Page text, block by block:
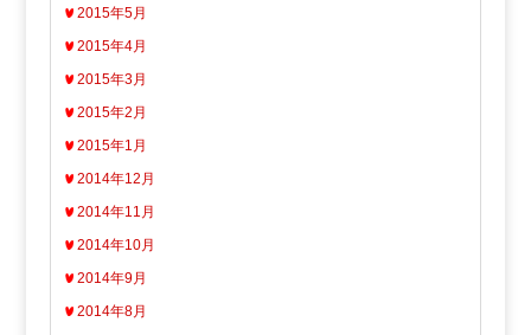
2015年5月
2015年4月
2015年3月
2015年2月
2015年1月
2014年12月
2014年11月
2014年10月
2014年9月
2014年8月